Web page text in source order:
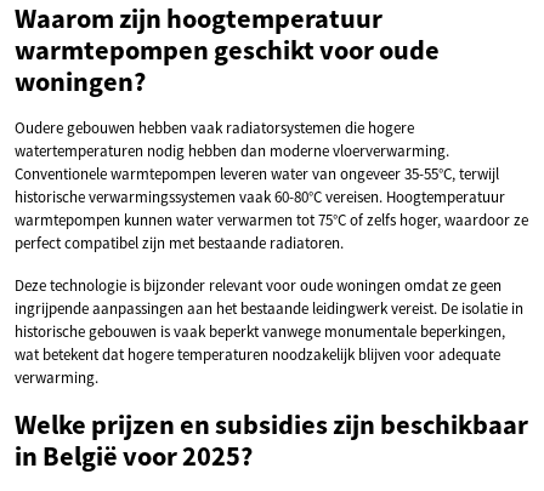
Waarom zijn hoogtemperatuur
warmtepompen geschikt voor oude
woningen?
Oudere gebouwen hebben vaak radiatorsystemen die hogere
watertemperaturen nodig hebben dan moderne vloerverwarming.
Conventionele warmtepompen leveren water van ongeveer 35-55°C, terwijl
historische verwarmingssystemen vaak 60-80°C vereisen. Hoogtemperatuur
warmtepompen kunnen water verwarmen tot 75°C of zelfs hoger, waardoor ze
perfect compatibel zijn met bestaande radiatoren.
Deze technologie is bijzonder relevant voor oude woningen omdat ze geen
ingrijpende aanpassingen aan het bestaande leidingwerk vereist. De isolatie in
historische gebouwen is vaak beperkt vanwege monumentale beperkingen,
wat betekent dat hogere temperaturen noodzakelijk blijven voor adequate
verwarming.
Welke prijzen en subsidies zijn beschikbaar
in België voor 2025?